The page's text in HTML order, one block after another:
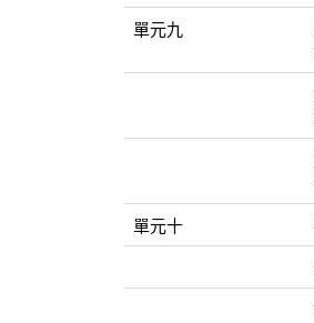
單元九
單元十